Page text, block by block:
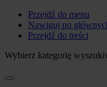
Przejdź do menu
Nawiguj po
Przejdź do treści
Wybierz kategorię